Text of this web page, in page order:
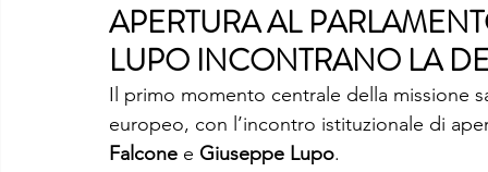
APERTURA AL
LUPO INCONTRANO LA
Il primo momento centrale della missione
europeo, con l’incontro istituzionale di
Falcone e Giuseppe Lupo.